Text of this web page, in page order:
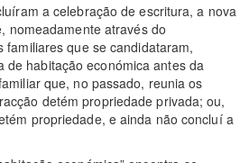
a celebração de escritura, a nova
nomeadamente através do
que se candidataram,
habitação económica antes da
que, no passado, reunia os
detém propriedade privada; ou,
propriedade, e ainda não concluí a